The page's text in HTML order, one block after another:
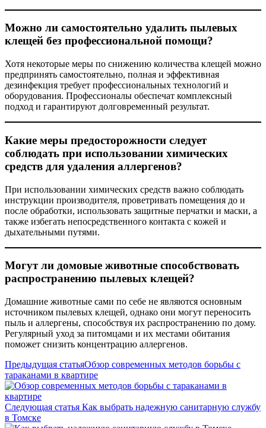
Можно ли самостоятельно удалить пылевых
клещей без профессиональной помощи?
Хотя некоторые меры по снижению количества клещей можно
предпринять самостоятельно, полная и эффективная
дезинфекция требует профессиональных технологий и
оборудования. Профессионалы обеспечат комплексный
подход и гарантируют долговременный результат.
Какие меры предосторожности следует
соблюдать при использовании химических
средств для удаления аллергенов?
При использовании химических средств важно соблюдать
инструкции производителя, проветривать помещения до и
после обработки, использовать защитные перчатки и маски, а
также избегать непосредственного контакта с кожей и
дыхательными путями.
Могут ли домовые животные способствовать
распространению пылевых клещей?
Домашние животные сами по себе не являются основным
источником пылевых клещей, однако они могут переносить
пыль и аллергены, способствуя их распространению по дому.
Регулярный уход за питомцами и их местами обитания
поможет снизить концентрацию аллергенов.
Предыдущая статьяОбзор современных методов борьбы с
тараканами в квартире
Следующая статья Как выбрать надежную санитарную службу
в Томске